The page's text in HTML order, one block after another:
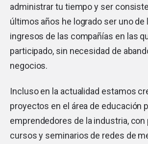
administrar tu tiempo y ser
últimos años he logrado ser uno
ingresos de las compañías en las
participado, sin necesidad de
negocios.
Incluso en la actualidad estamos
proyectos en el área de educación
emprendedores de la industria, con
cursos y seminarios de redes de